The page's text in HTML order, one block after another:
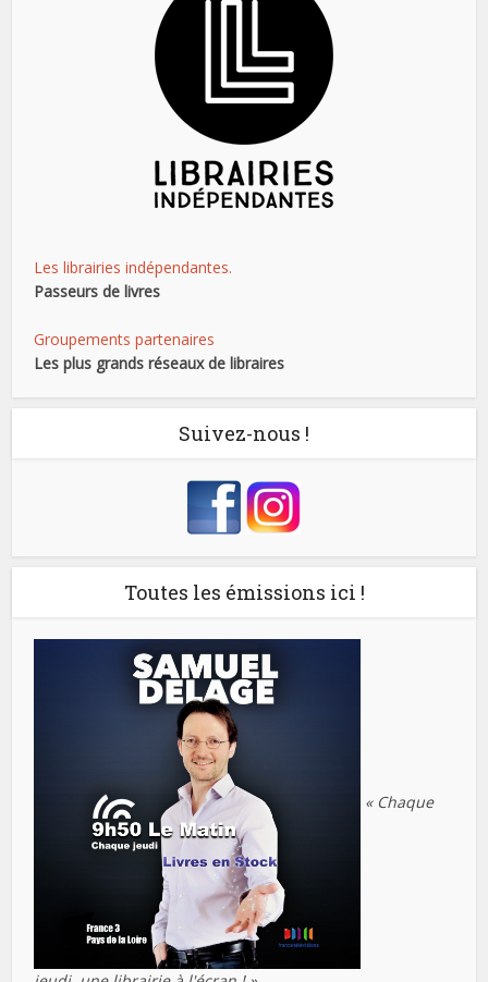
Les librairies indépendantes.
Passeurs de livres
Groupements partenaires
Les plus grands réseaux de libraires
Suivez-nous !
Toutes les émissions ici !
« Chaque